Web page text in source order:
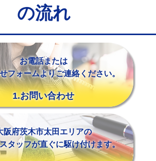
（厚さ10㎝超え）
さ10㎝超え） 38,500円
16,500円
現場見積
までの価格です。
の流れ
お電話または
フォームよりご連絡ください。
1.お問い合わせ
阪府茨木市太田エリアの
タッフが直ぐに駆け付けます。